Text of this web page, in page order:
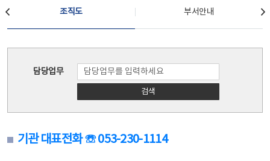
조직도 부서안내
담당업무
검색
기관 대표전화 ☏ 053-230-1114